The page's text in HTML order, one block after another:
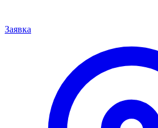
Заявка